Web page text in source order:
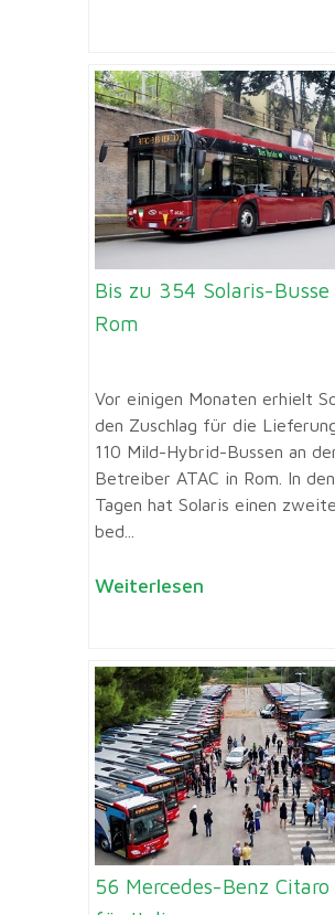
Bis zu 354 Solaris-
Rom
Vor einigen Monaten erhielt
den Zuschlag für die
110 Mild-Hybrid-Bussen an
Betreiber ATAC in Rom. In
Tagen hat Solaris einen
bed...
Weiterlesen
56 Mercedes-Benz